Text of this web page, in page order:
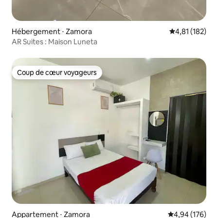
Hébergement ⋅ Zamora Évaluation
4,81 (182)
AR Suites : Maison Luneta
Coup de cœur voyageurs
Coup de cœur voyageurs
Appartement ⋅ Zamora Évaluation
4,94 (176)